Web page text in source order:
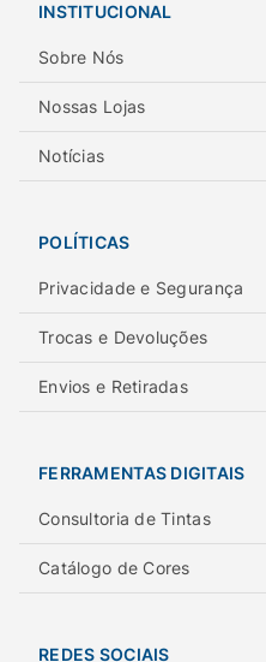
INSTITUCIONAL
Sobre Nós
Nossas Lojas
Notícias
POLÍTICAS
Privacidade e Segurança
Trocas e Devoluções
Envios e Retiradas
FERRAMENTAS DIGITAIS
Consultoria de Tintas
Catálogo de Cores
REDES SOCIAIS